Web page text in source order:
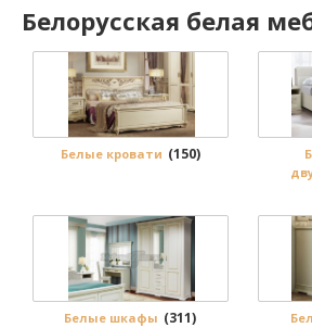
Белорусская белая
Белые кровати (150)
Белые шкафы (311)